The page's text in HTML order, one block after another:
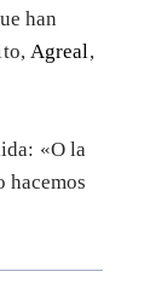
han
Agreal ,
«O la
hacemos